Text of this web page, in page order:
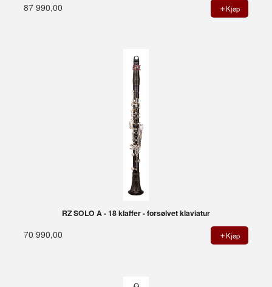
87 990,00 Kjøp
RZ SOLO A - 18 klaffer - forsølvet klaviatur
70 990,00 Kjøp